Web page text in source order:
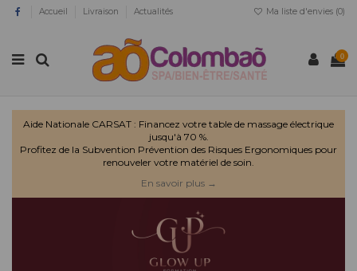
Accueil Livraison Actualités Ma liste d'envies (0)
0
Aide Nationale CARSAT : Financez votre table de massage électrique
jusqu'à 70 %.
Profitez de la Subvention Prévention des Risques Ergonomiques pour
renouveler votre matériel de soin.
En savoir plus →